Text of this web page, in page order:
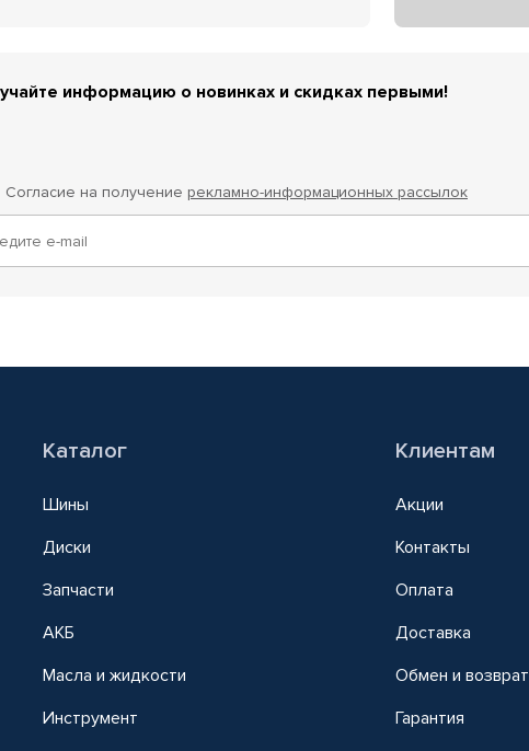
информацию о новинках и скидках первыми!
Согласие на получение рекламно-информационных рассылок
Каталог
Шины
Диски
Запчасти
АКБ
Масла и жидкости
Инструмент
Клиентам
Акции
Контакты
Оплата
Доставка
Обмен и возврат
Гарантия